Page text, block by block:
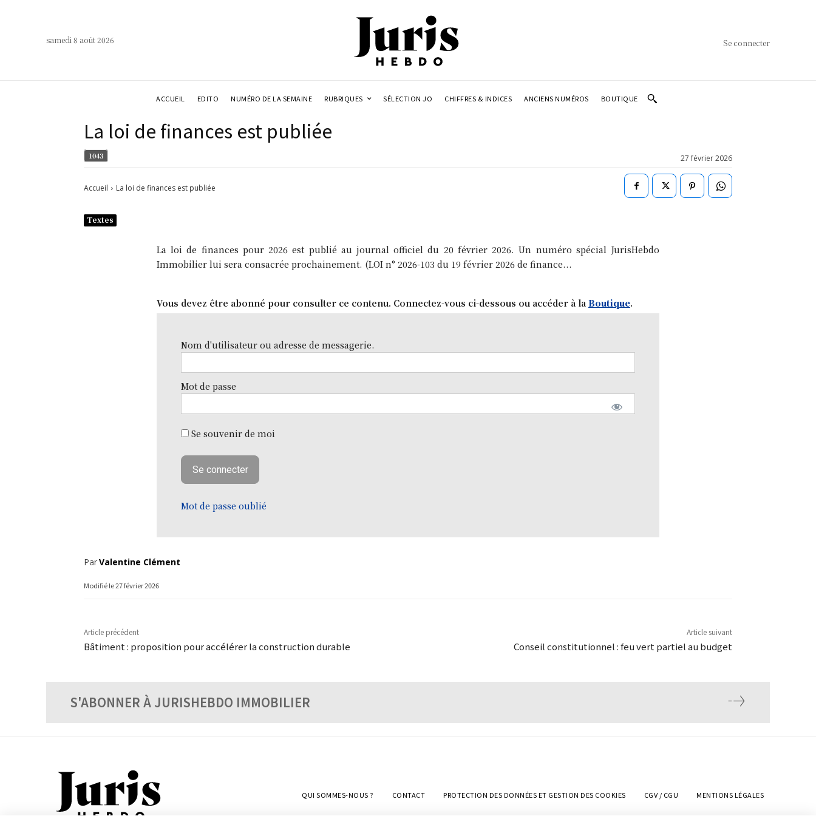
samedi 8 août 2026 Se connecter
ACCUEIL EDITO NUMÉRO DE LA SEMAINE RUBRIQUES SÉLECTION JO CHIFFRES & INDICES ANCIENS NUMÉROS BOUTIQUE
La loi de finances est publiée
1043 27 février 2026
Accueil La loi de finances est publiée
Textes
La loi de finances pour 2026 est publié au journal officiel du 20 février 2026. Un numéro spécial JurisHebdo
Immobilier lui sera consacrée prochainement. (LOI n° 2026-103 du 19 février 2026 de finance...
Vous devez être abonné pour consulter ce contenu. Connectez-vous ci-dessous ou accéder à la Boutique.
Nom d'utilisateur ou adresse de messagerie.
Mot de passe
Se souvenir de moi
Mot de passe oublié
ParValentine Clément
Modifié le27 février 2026
Article précédent
Bâtiment : proposition pour accélérer la construction durable
Article suivant
Conseil constitutionnel : feu vert partiel au budget
S'ABONNER À JURISHEBDO IMMOBILIER
QUI SOMMES-NOUS ? CONTACT PROTECTION DES DONNÉES ET GESTION DES COOKIES CGV / CGU MENTIONS LÉGALES